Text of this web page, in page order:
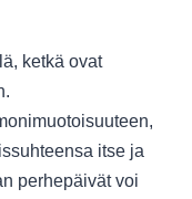
ketkä ovat
itse ja
perhepäivät voi